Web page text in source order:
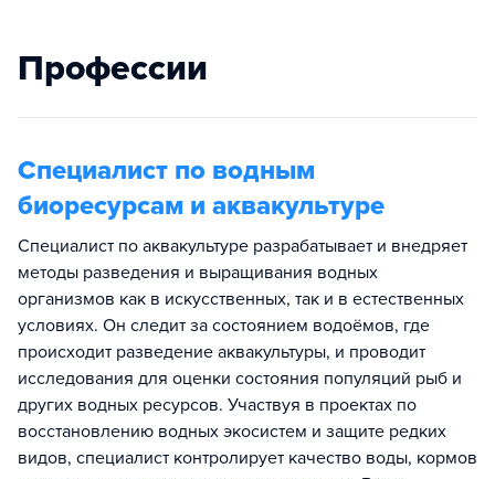
Профессии
Специалист по водным
биоресурсам и аквакультуре
Специалист по аквакультуре разрабатывает и внедряет
методы разведения и выращивания водных
организмов как в искусственных, так и в естественных
условиях. Он следит за состоянием водоёмов, где
происходит разведение аквакультуры, и проводит
исследования для оценки состояния популяций рыб и
других водных ресурсов. Участвуя в проектах по
восстановлению водных экосистем и защите редких
видов, специалист контролирует качество воды, кормов